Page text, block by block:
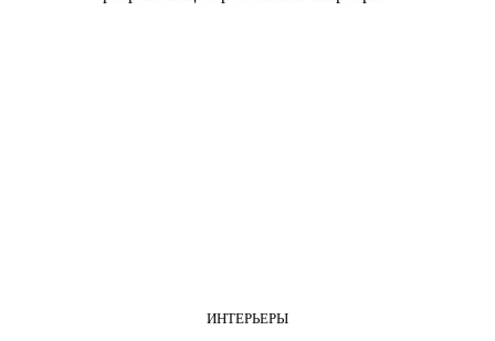
ИНТЕРЬЕРЫ